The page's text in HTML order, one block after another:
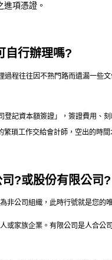
項憑證。
自行辦理嗎?
過程往往因不熟門路而遺漏一些
登記資本額簽證」，簽證費用、
瑣工作交給會計師，空出的時
?或股份有限公司?
非公司組織，此時行號就是您的
或家族企業。有限公司是人合